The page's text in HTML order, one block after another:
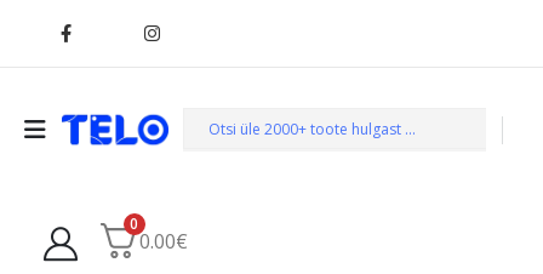
0
0.00€